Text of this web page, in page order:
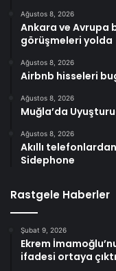
Ağustos 8, 2026
Ankara ve Avrupa
görüşmeleri yolda
Ağustos 8, 2026
Airbnb hisseleri
Ağustos 8, 2026
Muğla’da
Ağustos 8, 2026
Akıllı
Sidephone
Rastgele Haberler
Şubat 9, 2026
Ekrem
ifadesi ortaya çıktı